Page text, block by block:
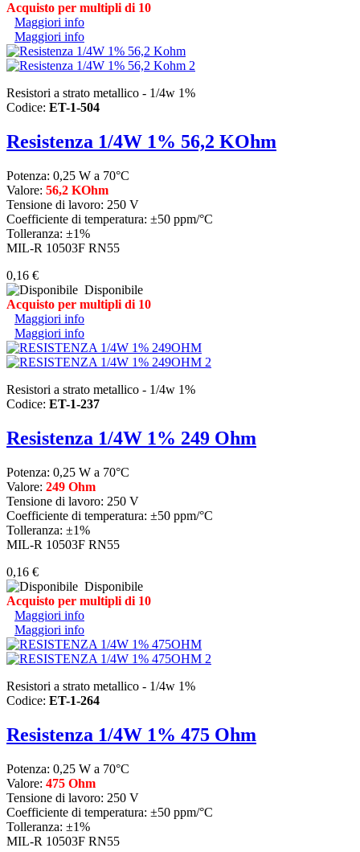
Acquisto per multipli di 10
Maggiori info
Maggiori info
Resistori a strato metallico - 1/4w 1%
Codice: ET-1-504
Resistenza 1/4W 1% 56,2 KOhm
Potenza: 0,25 W a 70°C
Valore: 56,2 KOhm
Tensione di lavoro: 250 V
Coefficiente di temperatura: ±50 ppm/°C
Tolleranza: ±1%
MIL-R 10503F RN55
0,16 €
Disponibile
Acquisto per multipli di 10
Maggiori info
Maggiori info
Resistori a strato metallico - 1/4w 1%
Codice: ET-1-237
Resistenza 1/4W 1% 249 Ohm
Potenza: 0,25 W a 70°C
Valore: 249 Ohm
Tensione di lavoro: 250 V
Coefficiente di temperatura: ±50 ppm/°C
Tolleranza: ±1%
MIL-R 10503F RN55
0,16 €
Disponibile
Acquisto per multipli di 10
Maggiori info
Maggiori info
Resistori a strato metallico - 1/4w 1%
Codice: ET-1-264
Resistenza 1/4W 1% 475 Ohm
Potenza: 0,25 W a 70°C
Valore: 475 Ohm
Tensione di lavoro: 250 V
Coefficiente di temperatura: ±50 ppm/°C
Tolleranza: ±1%
MIL-R 10503F RN55